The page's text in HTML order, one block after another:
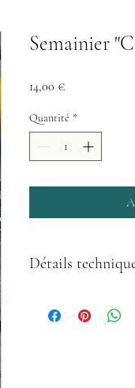
Semainier
14,00 €Prix
Quantité *
Détails
Impression CMJN